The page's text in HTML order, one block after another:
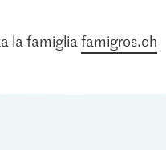
la famigliafamigros.ch